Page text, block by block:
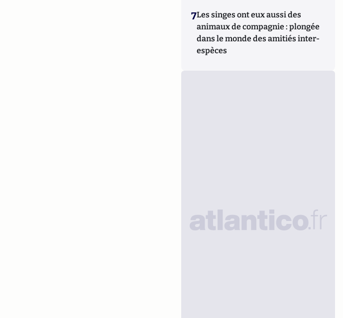
7Les singes ont eux aussi des
animaux de compagnie : plongée
dans le monde des amitiés inter-
espèces